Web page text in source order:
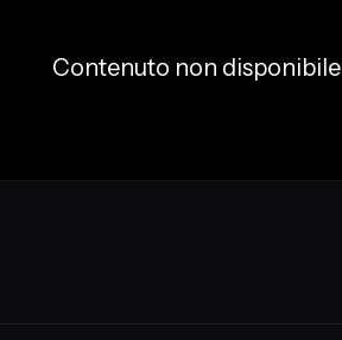
Contenuto non disponibile